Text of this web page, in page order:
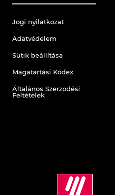
Jogi nyilatkozat
Adatvédelem
Sütik beállítása
Magatartási Kódex
Általános Szerződési
Feltételek